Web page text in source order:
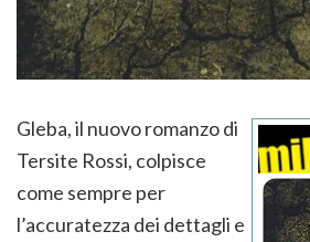
Gleba, il nuovo romanzo di
Tersite Rossi, colpisce
come sempre per
l’accuratezza dei dettagli e